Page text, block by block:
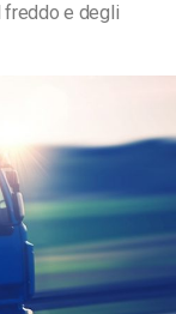
freddo e degli